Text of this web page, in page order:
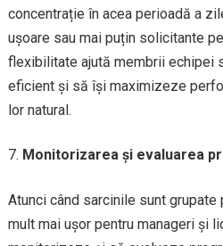
concentrație în acea perioadă a
ușoare sau mai puțin solicitante
flexibilitate ajută membrii echipei
eficient și să își maximizeze
lor natural.
Monitorizarea și evaluarea
Atunci când sarcinile sunt
mult mai ușor pentru manageri și